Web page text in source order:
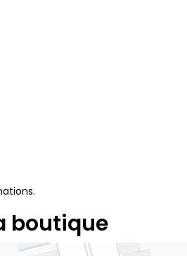
boutique